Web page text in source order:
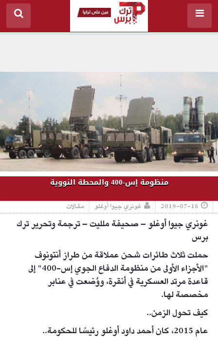
منظومة إس-400 والمحطة النووية
2019-07-16 غونري جيوا أوغلو مقالات
غونري جيوا أوغلو – صحيفة ملليت – ترجمة وتحرير ترك
برس
حملت ثلاث طائرات شحن عملاقة من طراز أنتونوف
"الأجزاء الأولى من منظومة الدفاع الجوي إس-400" إلى
قاعدة مرتد العسكرية في أنقرة، ووُضعت في عنابر
مخصصة لها.
كيف تحول الزمن..
عام 2015، كان أحمد داود أوغلو رئيسًا للحكومة..